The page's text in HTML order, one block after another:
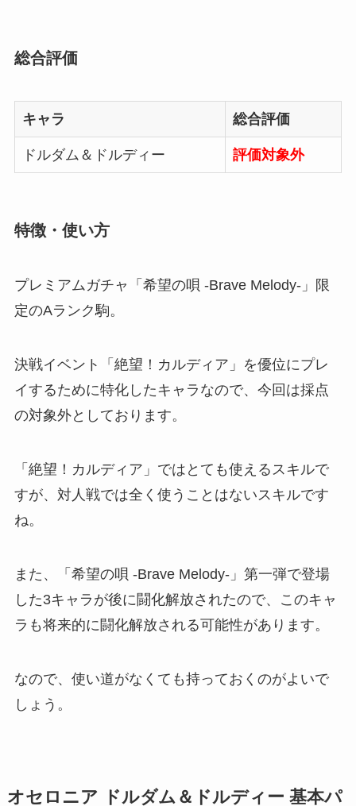
総合評価
キャラ 総合評価
ドルダム＆ドルディー 評価対象外
特徴・使い方
プレミアムガチャ「希望の唄 -Brave Melody-」限
定のAランク駒。
決戦イベント「絶望！カルディア」を優位にプレ
イするために特化したキャラなので、今回は採点
の対象外としております。
「絶望！カルディア」ではとても使えるスキルで
すが、対人戦では全く使うことはないスキルです
ね。
また、「希望の唄 -Brave Melody-」第一弾で登場
した3キャラが後に闘化解放されたので、このキャ
ラも将来的に闘化解放される可能性があります。
なので、使い道がなくても持っておくのがよいで
しょう。
オセロニア ドルダム＆ドルディー 基本パ